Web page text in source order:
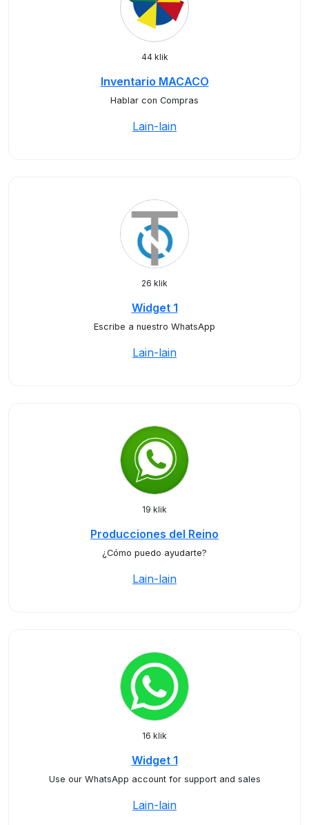
44 klik
Inventario MACACO
Hablar con Compras
Lain-lain
26 klik
Widget 1
Escribe a nuestro WhatsApp
Lain-lain
19 klik
Producciones del Reino
¿Cómo puedo ayudarte?
Lain-lain
16 klik
Widget 1
Use our WhatsApp account for support and sales
Lain-lain